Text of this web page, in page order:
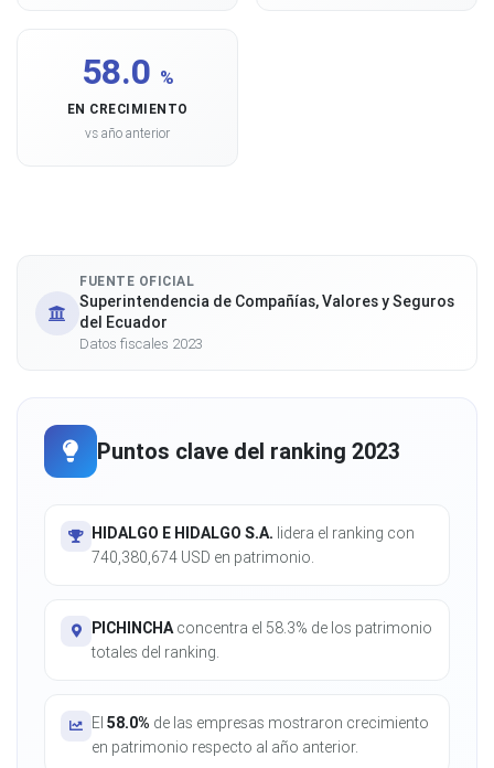
58.0 %
EN CRECIMIENTO
vs año anterior
FUENTE OFICIAL
Superintendencia de Compañías, Valores y Seguros
del Ecuador
Datos fiscales 2023
Puntos clave del ranking 2023
HIDALGO E HIDALGO S.A. lidera el ranking con
740,380,674 USD en patrimonio.
PICHINCHAconcentra el 58.3% de los patrimonio
totales del ranking.
El 58.0% de las empresas mostraron crecimiento
en patrimonio respecto al año anterior.